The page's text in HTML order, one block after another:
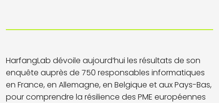
HarfangLab dévoile aujourd’hui les résultats de son
enquête auprès de 750 responsables informatiques
en France, en Allemagne, en Belgique et aux Pays-Bas,
pour comprendre la résilience des PME européennes